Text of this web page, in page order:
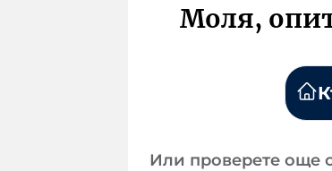
Моля,
Или проверете още